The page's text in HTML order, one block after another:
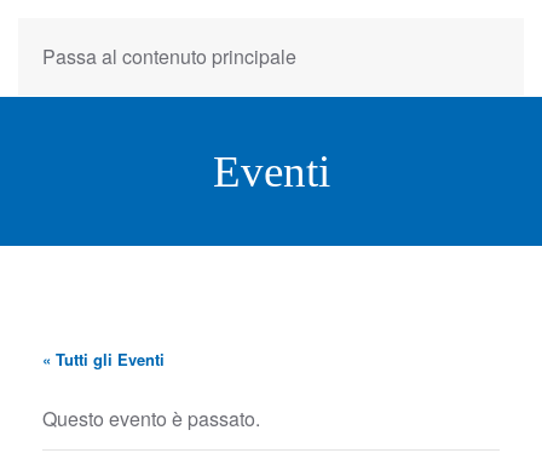
Passa al contenuto principale
Eventi
« Tutti gli Eventi
Questo evento è passato.